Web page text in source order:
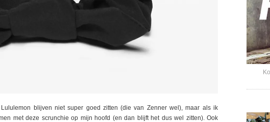
blijven niet super goed zitten (die van Zenner wel), maar als ik
met deze scrunchie op mijn hoofd (en dan blijft het dus wel zitten). Ook